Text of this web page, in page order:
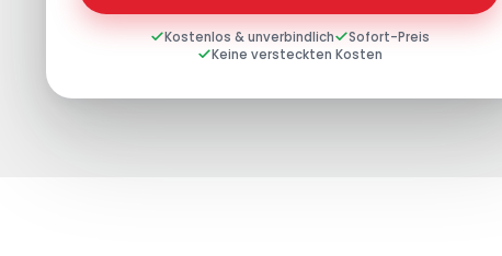
Kostenlos & unverbindlich
Sofort-Preis
Keine versteckten Kosten